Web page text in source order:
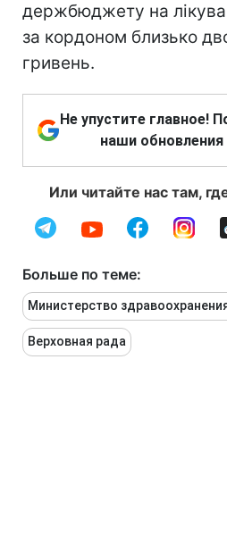
держбюджету на
за кордоном близько
гривень.
Не упустите главное!
наши обновления
Или читайте нас там,
Больше по теме:
Министерство
Верховная рада